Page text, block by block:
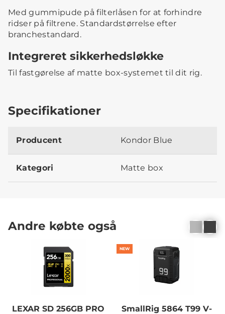
Med gummipude på filterlåsen for at forhindre
ridser på filtrene. Standardstørrelse efter
branchestandard.
Integreret sikkerhedsløkke
Til fastgørelse af matte box-systemet til dit rig.
Specifikationer
Producent Kondor Blue
Kategori Matte box
Andre købte også
LEXAR SD 256GB PRO
NEW
SmallRig 5864 T99 V-